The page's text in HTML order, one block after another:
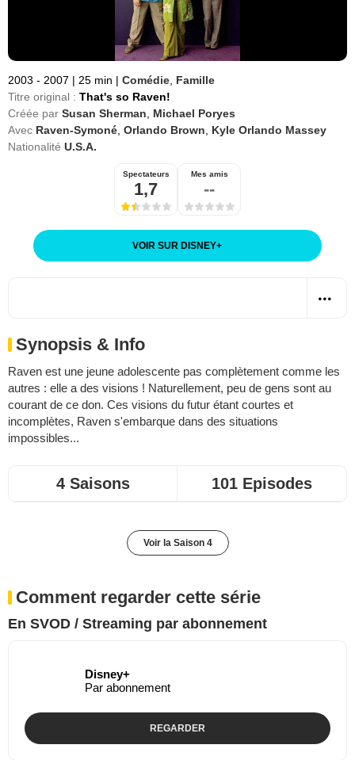
2003 - 2007 | 25 min | Comédie Famille
Titre original : That's so Raven!
Créée par Susan Sherman
Michael Poryes
Avec Raven-Symoné Orlando Brown
Kyle Orlando Massey
Nationalité U.S.A.
Spectateurs
1,7
Mes amis
--
VOIR SUR DISNEY+
Synopsis & Info
Raven est une jeune adolescente pas complètement comme les
autres : elle a des visions ! Naturellement, peu de gens sont au
courant de ce don. Ces visions du futur étant courtes et
incomplètes, Raven s'embarque dans des situations
impossibles...
4 Saisons 101 Episodes
Voir la Saison 4
Comment regarder cette série
En SVOD / Streaming par abonnement
Disney+
Par abonnement
REGARDER